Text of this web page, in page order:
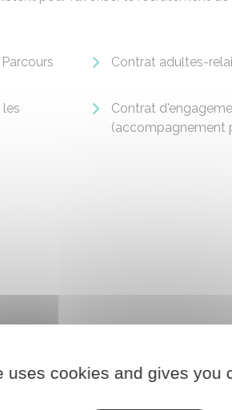
Contrat adultes-
Contrat
(accompagnement
uses cookies and gives you